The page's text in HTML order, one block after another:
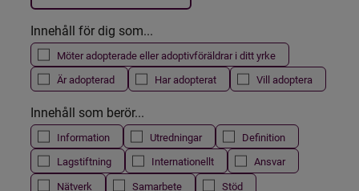
Innehåll för dig som...
Möter adopterade eller adoptivföräldrar i ditt yrke
Är adopterad
Har adopterat Vill adoptera
Innehåll som berör...
Information Utredningar
Definition
Lagstiftning
Internationellt
Ansvar
Nätverk
Samarbete
Stöd